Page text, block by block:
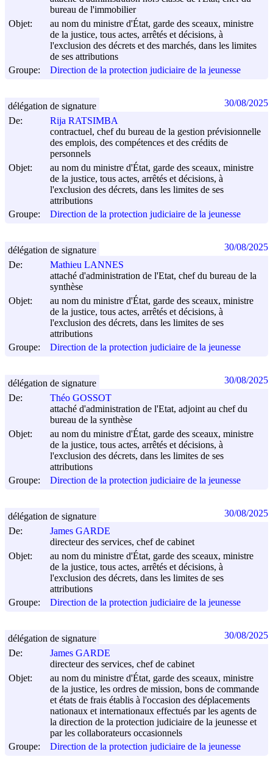
bureau de l'immobilier
Objet:
au nom du ministre d'État, garde des sceaux, ministre
de la justice, tous actes, arrêtés et décisions, à
l'exclusion des décrets et des marchés, dans les limites
de ses attributions
Groupe:
Direction de la protection judiciaire de la jeunesse
De:
Rija RATSIMBA
contractuel, chef du bureau de la gestion prévisionnelle
des emplois, des compétences et des crédits de
personnels
Objet:
au nom du ministre d'État, garde des sceaux, ministre
de la justice, tous actes, arrêtés et décisions, à
l'exclusion des décrets, dans les limites de ses
attributions
Groupe:
Direction de la protection judiciaire de la jeunesse
délégation de signature 30/08/2025
De:
Mathieu LANNES
attaché d'administration de l'Etat, chef du bureau de la
synthèse
Objet:
au nom du ministre d'État, garde des sceaux, ministre
de la justice, tous actes, arrêtés et décisions, à
l'exclusion des décrets, dans les limites de ses
attributions
Groupe:
Direction de la protection judiciaire de la jeunesse
délégation de signature 30/08/2025
De:
Théo GOSSOT
attaché d'administration de l'Etat, adjoint au chef du
bureau de la synthèse
Objet:
au nom du ministre d'État, garde des sceaux, ministre
de la justice, tous actes, arrêtés et décisions, à
l'exclusion des décrets, dans les limites de ses
attributions
Groupe:
Direction de la protection judiciaire de la jeunesse
délégation de signature 30/08/2025
De:
James GARDE
directeur des services, chef de cabinet
Objet:
au nom du ministre d'État, garde des sceaux, ministre
de la justice, tous actes, arrêtés et décisions, à
l'exclusion des décrets, dans les limites de ses
attributions
Groupe:
Direction de la protection judiciaire de la jeunesse
délégation de signature 30/08/2025
De:
James GARDE
directeur des services, chef de cabinet
Objet:
au nom du ministre d'État, garde des sceaux, ministre
de la justice, les ordres de mission, bons de commande
et états de frais établis à l'occasion des déplacements
nationaux et internationaux effectués par les agents de
la direction de la protection judiciaire de la jeunesse et
par les collaborateurs occasionnels
Groupe:
Direction de la protection judiciaire de la jeunesse
délégation de signature 30/08/2025